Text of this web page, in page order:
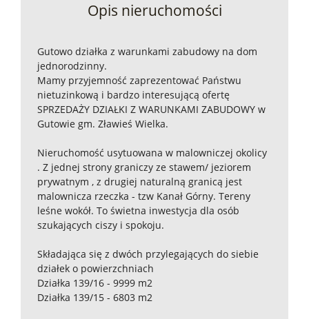
Opis nieruchomości
Gutowo działka z warunkami zabudowy na dom
jednorodzinny.
Mamy przyjemność zaprezentować Państwu
nietuzinkową i bardzo interesującą ofertę
SPRZEDAŻY DZIAŁKI Z WARUNKAMI ZABUDOWY w
Gutowie gm. Zławieś Wielka.
Nieruchomość usytuowana w malowniczej okolicy
. Z jednej strony graniczy ze stawem/ jeziorem
prywatnym , z drugiej naturalną granicą jest
malownicza rzeczka - tzw Kanał Górny. Tereny
leśne wokół. To świetna inwestycja dla osób
szukających ciszy i spokoju.
Składająca się z dwóch przylegających do siebie
działek o powierzchniach
Działka 139/16 - 9999 m2
Działka 139/15 - 6803 m2